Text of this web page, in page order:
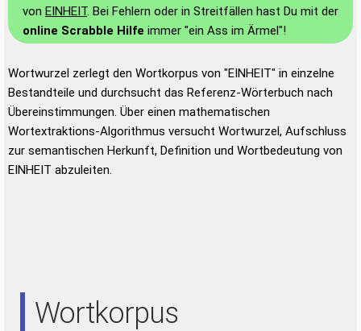
von EINHEIT. Bei Fehlern oder in Streitfällen hast Du mit der
online Scrabble Hilfe immer "ein Ass im Ärmel"!
Wortwurzel zerlegt den Wortkorpus von "EINHEIT" in einzelne
Bestandteile und durchsucht das Referenz-Wörterbuch nach
Übereinstimmungen. Über einen mathematischen
Wortextraktions-Algorithmus versucht Wortwurzel, Aufschluss
zur semantischen Herkunft, Definition und Wortbedeutung von
EINHEIT abzuleiten.
Wortkorpus